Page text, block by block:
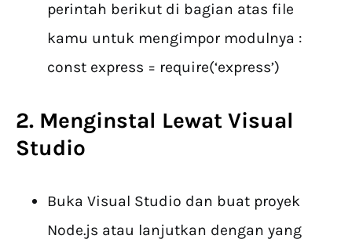
perintah berikut di bagian atas file
kamu untuk mengimpor modulnya :
const express = require(‘express’)
2. Menginstal Lewat Visual
Studio
Buka Visual Studio dan buat proyek
Node.js atau lanjutkan dengan yang